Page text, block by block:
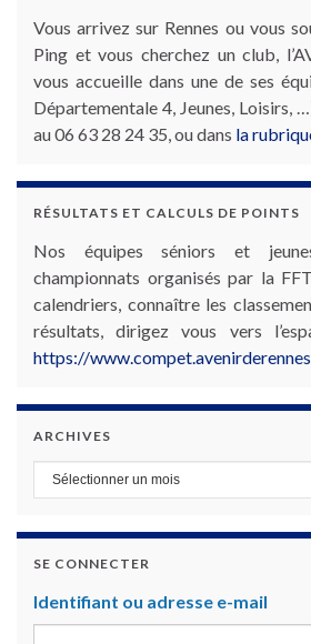
Vous arrivez sur Rennes ou vous
Ping et vous cherchez un club,
vous accueille dans une de ses
Départementale 4, Jeunes, Loisirs,
au 06 63 28 24 35, ou dans la
RÉSULTATS ET CALCULS DE POINTS
Nos équipes séniors et
championnats organisés par la
calendriers, connaître les
résultats, dirigez vous vers
https://
ARCHIVES
Archives
SE CONNECTER
Identifiant ou adresse e-mail